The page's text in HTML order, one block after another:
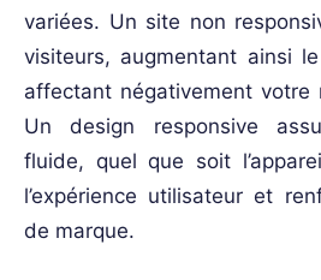
variées. Un site non
visiteurs, augmentant ainsi
affectant négativement votre
Un design responsive
fluide, quel que soit
l’expérience utilisateur et
de marque.